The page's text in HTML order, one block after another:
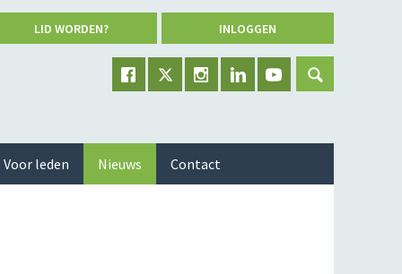
LID WORDEN? INLOGGEN
Voor leden Nieuws Contact